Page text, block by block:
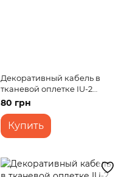
Декоративный кабель в
тканевой оплетке IU-2
2x0,75 GY (1м)
80 грн
Купить